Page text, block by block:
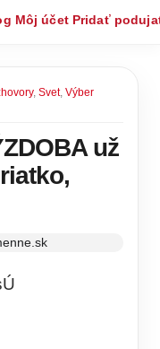
Môj účet Pridať
, Svet, Výber
už